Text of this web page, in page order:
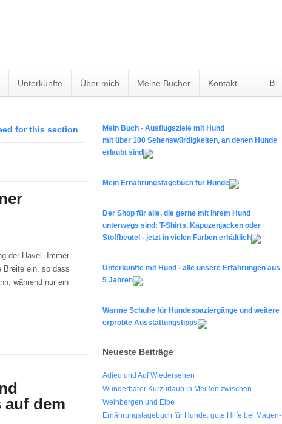
Unterkünfte Über mich Meine Bücher Kontakt
for this section
der Havel. Immer
Breite ein, so dass
während nur ein
auf dem
Mein Buch - Ausflugsziele mit Hund
mit über 100 Sehenswürdigkeiten, an denen Hunde
erlaubt sind
Mein Ernährungstagebuch für Hunde
Der Shop für alle, die gerne mit ihrem Hund
unterwegs sind: T-Shirts, Kapuzenjacken oder
Stoffbeutel - jetzt in vielen Farben erhältlich
Unterkünfte mit Hund - alle unsere Erfahrungen aus
5 Jahren
Warme Schuhe für Hundespaziergänge und weitere
erprobte Ausstattungstipps
Neueste Beiträge
Adieu und Auf Wiedersehen
Wunderbarer Kurzurlaub in Meißen zwischen
Weinbergen und Elbe
Ernährungstagebuch für Hunde: gute Hilfe bei Magen-